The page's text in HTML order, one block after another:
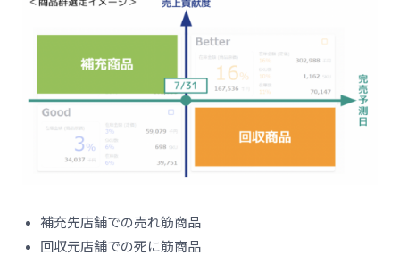
補充先店舗での売れ筋商品
回収元店舗での死に筋商品